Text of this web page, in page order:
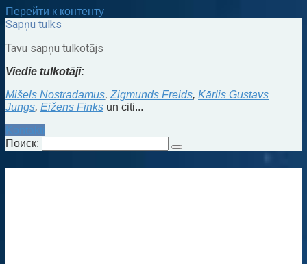
Перейти к контенту
Sapņu tulks
Tavu sapņu tulkotājs
Viedie tulkotāji:
Mišels Nostradamus, Zigmunds Freids, Kārlis Gustavs
Jungs, Eižens Finks un citi...
Kontakti
Поиск: